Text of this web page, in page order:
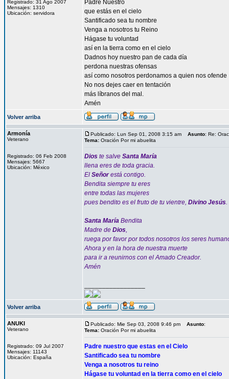
Registrado: 31 Ago 2007
Mensajes: 1310
Ubicación: servidora
Padre Nuestro
que estás en el cielo
Santificado sea tu nombre
Venga a nosotros tu Reino
Hágase tu voluntad
así en la tierra como en el cielo
Dadnos hoy nuestro pan de cada día
perdona nuestras ofensas
así como nosotros perdonamos a quien nos ofende
No nos dejes caer en tentación
más líbranos del mal.
Amén
Volver arriba
Armonía
Veterano
Registrado: 06 Feb 2008
Mensajes: 5667
Ubicación: México
Publicado: Lun Sep 01, 2008 3:15 am Asunto: Re:
Tema: Oración Por mi abuelita
Dios te salve Santa María
llena eres de toda gracia.
El Señorestá contigo.
Bendita siempre tu eres
entre todas las mujeres
pues bendito es el fruto de tu vientre, Divino Jesús.
Santa María Bendita
Madre de Dios,
ruega por favor por todos nosotros los seres
Ahora y en la hora de nuestra muerte
para ir a reunirnos con el Amado Creador.
Amén
Volver arriba
ANUKI
Veterano
Registrado: 09 Jul 2007
Mensajes: 11143
Ubicación: España
Publicado: Mie Sep 03, 2008 9:46 pm Asunto:
Tema: Oración Por mi abuelita
Padre nuestro que estas en el Cielo
Santificado sea tu nombre
Venga a nosotros tu reino
Hágase tu voluntad en la tierra como en el cielo